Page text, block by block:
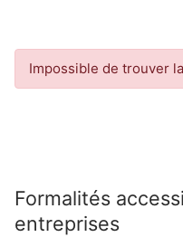
Impossible de trouver
Formalités
entreprises